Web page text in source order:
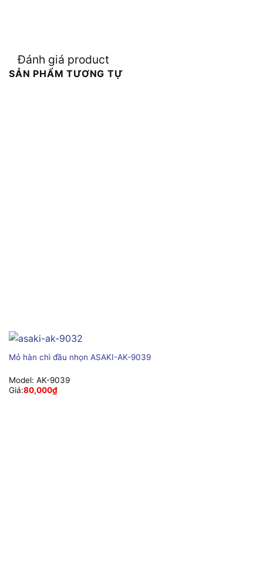
Đánh giá product
SẢN PHẨM TƯƠNG TỰ
Mỏ hàn chì đầu nhọn ASAKI-AK-9039
Model: AK-9039
Giá:80,000₫